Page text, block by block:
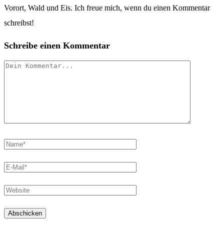
Vorort, Wald und Eis. Ich freue mich, wenn du einen Kommentar
schreibst!
Schreibe einen Kommentar